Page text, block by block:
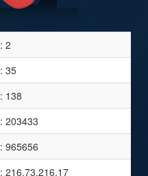
: 2
: 35
: 138
: 203433
: 965656
: 216.73.216.17